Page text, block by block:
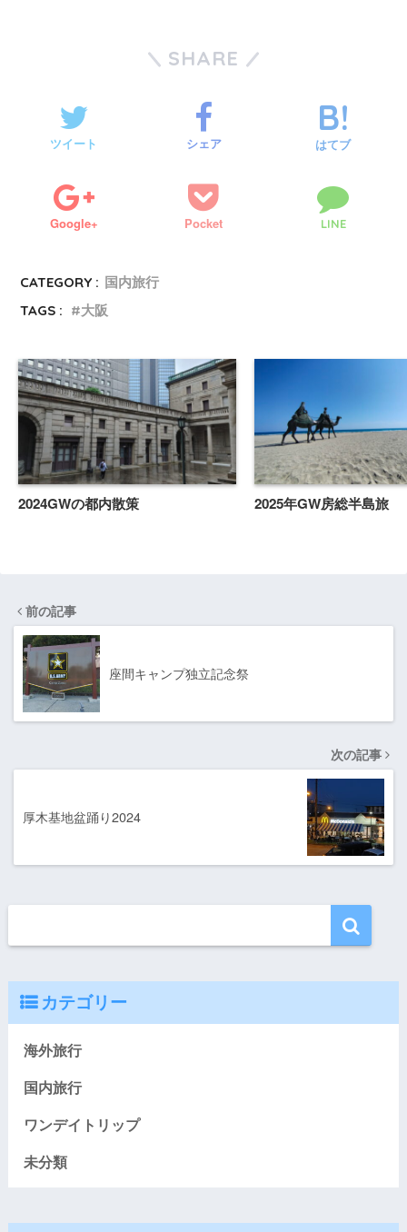
SHARE
ツイート シェア はてブ
Google+ Pocket LINE
CATEGORY : 国内旅行
TAGS :
大阪
2024GWの都内散策 2025年GW房総半島旅
前の記事
座間キャンプ独立記念祭
次の記事
厚木基地盆踊り2024
カテゴリー
海外旅行
国内旅行
ワンデイトリップ
未分類